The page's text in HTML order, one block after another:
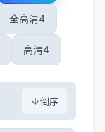
全高清4
高清4
倒序